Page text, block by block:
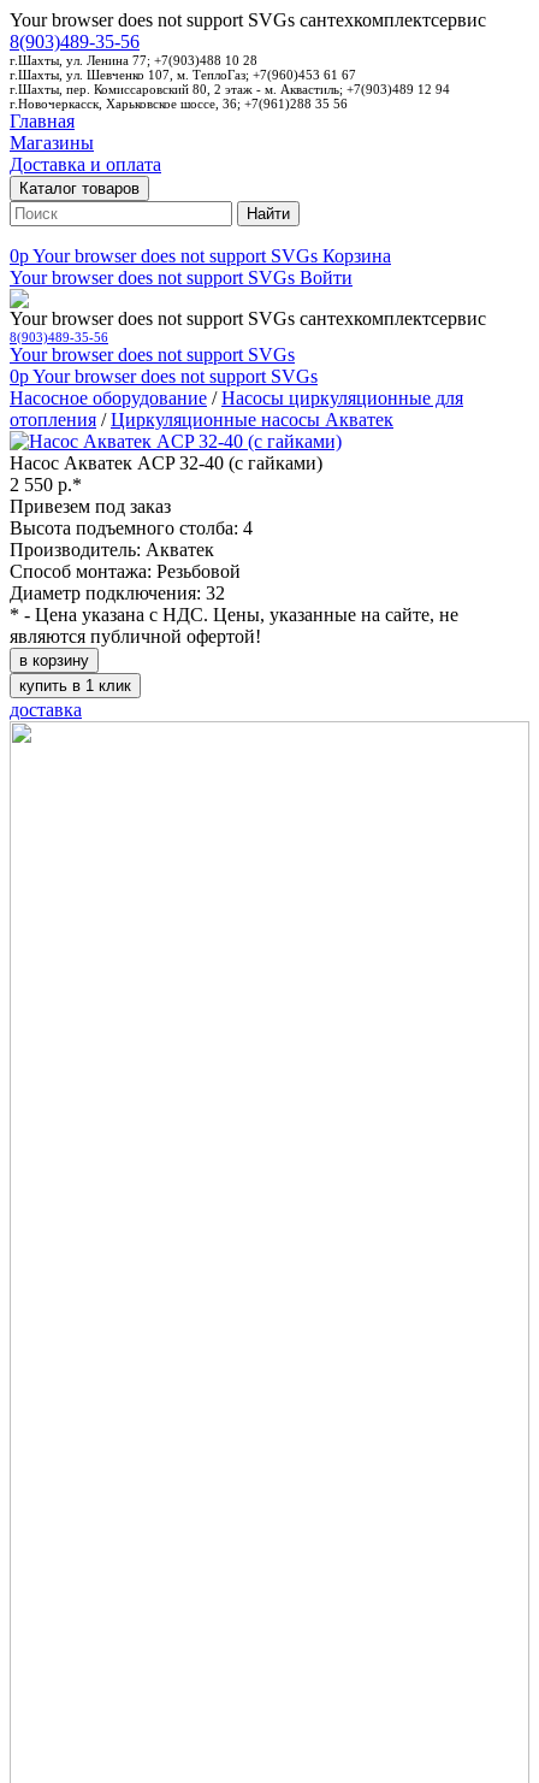
Your browser does not support SVGs сантехкомплектсервис
8(903)489-35-56
г.Шахты, ул. Ленина 77; +7(903)488 10 28
г.Шахты, ул. Шевченко 107, м. ТеплоГаз; +7(960)453 61 67
г.Шахты, пер. Комиссаровский 80, 2 этаж - м. Аквастиль; +7(903)489 12 94
г.Новочеркасск, Харьковское шоссе, 36; +7(961)288 35 56
Главная
Магазины
Доставка и оплата
Каталог товаров
Найти
0pYour browser does not support SVGs Корзина
Your browser does not support SVGs Войти
Your browser does not support SVGs сантехкомплектсервис
8(903)489-35-56
Your browser does not support SVGs
0pYour browser does not support SVGs
Насосное оборудование /Насосы циркуляционные для
отопления /Циркуляционные насосы Акватек
Насос Акватек ACP 32-40 (с гайками)
2 550 р.*
Привезем под заказ
Высота подъемного столба: 4
Производитель: Акватек
Способ монтажа: Резьбовой
Диаметр подключения: 32
* - Цена указана с НДС. Цены, указанные на сайте, не
являются публичной офертой!
в корзину
купить в 1 клик
доставка